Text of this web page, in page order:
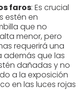
faros: Es crucial
estén en
que no
menor, pero
requerirá una
además que las
dañadas y no
a la exposición
en las luces rojas